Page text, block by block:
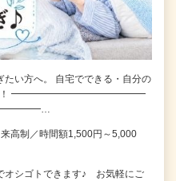
たい方へ。 自宅でできる・自分の
なし！ ━━━━━━━━━━━━━━
━━━━━…
高制／時間額1,500円～5,000
オシゴトできます♪ お気軽にご